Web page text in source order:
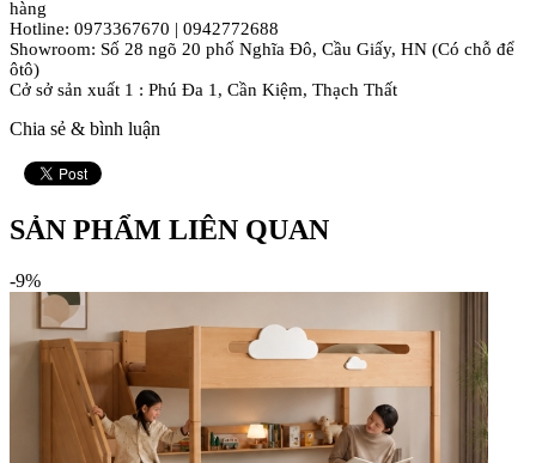
hàng
Hotline: 0973367670 | 0942772688
Showroom: Số 28 ngõ 20 phố Nghĩa Đô, Cầu Giấy, HN (Có chỗ để
ôtô)
Cở sở sản xuất 1 : Phú Đa 1, Cần Kiệm, Thạch Thất
Chia sẻ & bình luận
SẢN PHẨM LIÊN QUAN
-9%